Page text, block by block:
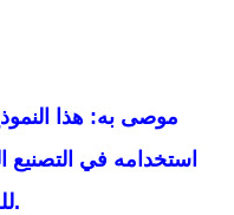
موصى به: هذا
استخدامه في التصنيع
للصدأ والمعادن غير الحديدية، الخ.